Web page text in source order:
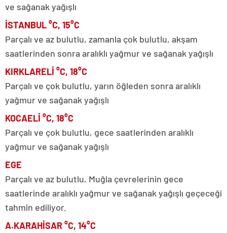
ve sağanak yağışlı
İSTANBUL °C, 15°C
Parçalı ve az bulutlu, zamanla çok bulutlu, akşam
saatlerinden sonra aralıklı yağmur ve sağanak yağışlı
KIRKLARELİ °C, 18°C
Parçalı ve çok bulutlu, yarın öğleden sonra aralıklı
yağmur ve sağanak yağışlı
KOCAELİ °C, 18°C
Parçalı ve çok bulutlu, gece saatlerinden aralıklı
yağmur ve sağanak yağışlı
EGE
Parçalı ve az bulutlu, Muğla çevrelerinin gece
saatlerinde aralıklı yağmur ve sağanak yağışlı geçeceği
tahmin ediliyor.
A.KARAHİSAR °C, 14°C